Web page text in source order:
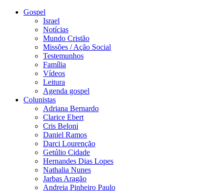
Gospel
Israel
Notícias
Mundo Cristão
Missões / Ação Social
Testemunhos
Família
Vídeos
Leitura
Agenda gospel
Colunistas
Adriana Bernardo
Clarice Ebert
Cris Beloni
Daniel Ramos
Darci Lourenção
Getúlio Cidade
Hernandes Dias Lopes
Nathalia Nunes
Jarbas Aragão
Andreia Pinheiro Paulo